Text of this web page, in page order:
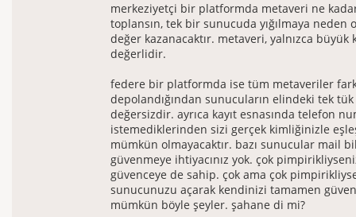
merkeziyetçi bir platformda metaveri ne
toplansın, tek bir sunucuda yığılmaya neden
değer kazanacaktır. metaveri, yalnızca
değerlidir.
federe bir platformda ise tüm metaveriler
depolandığından sunucuların elindeki tek
değersizdir. ayrıca kayıt esnasında telefon
istemediklerinden sizi gerçek kimliğinizle
mümkün olmayacaktır. bazı sunucular mail
güvenmeye ihtiyacınız yok. çok
güvenceye de sahip. çok ama çok
sunucunuzu açarak kendinizi tamamen
mümkün böyle şeyler. şahane di mi?